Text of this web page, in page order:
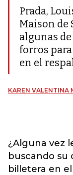
Prada,
Maison de
algunas
forros
en el
KAREN VALENTINA
¿Alguna vez
buscando su
billetera en